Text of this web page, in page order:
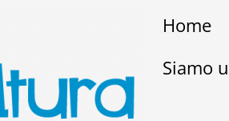
Home
Siamo